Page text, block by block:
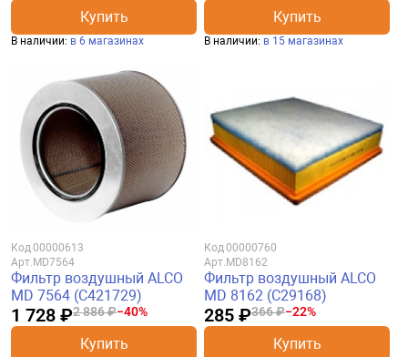
Купить
В наличии: в 6 магазинах
Купить
В наличии: в 15 магазинах
Код00000613
Арт. MD7564
Фильтр воздушный ALCO
MD 7564 (C421729)
1 728 ₽2 886 ₽−40%
Купить
Код00000760
Арт. MD8162
Фильтр воздушный ALCO
MD 8162 (C29168)
285 ₽366 ₽−22%
Купить